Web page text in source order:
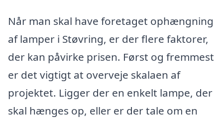
Når man skal have foretaget ophængning
af lamper i Støvring, er der flere faktorer,
der kan påvirke prisen. Først og fremmest
er det vigtigt at overveje skalaen af
projektet. Ligger der en enkelt lampe, der
skal hænges op, eller er der tale om en